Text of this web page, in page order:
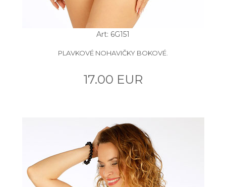
Art: 6G151
PLAVKOVÉ NOHAVIČKY BOKOVÉ.
17.00 EUR